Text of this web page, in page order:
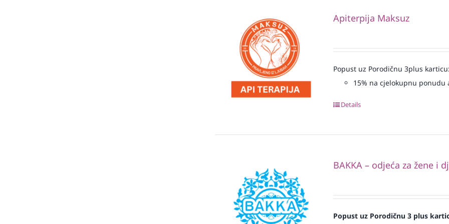
Apiterpija Maksuz
Popust uz Porodičnu 3plus karticu:
15% na cjelokupnu ponudu
Details
BAKKA – odjeća za žene i
Popust uz Porodičnu 3 plus